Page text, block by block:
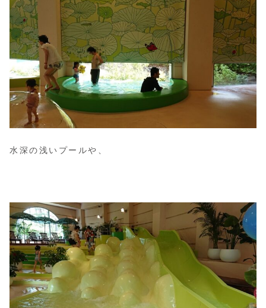
水深の浅いプールや、